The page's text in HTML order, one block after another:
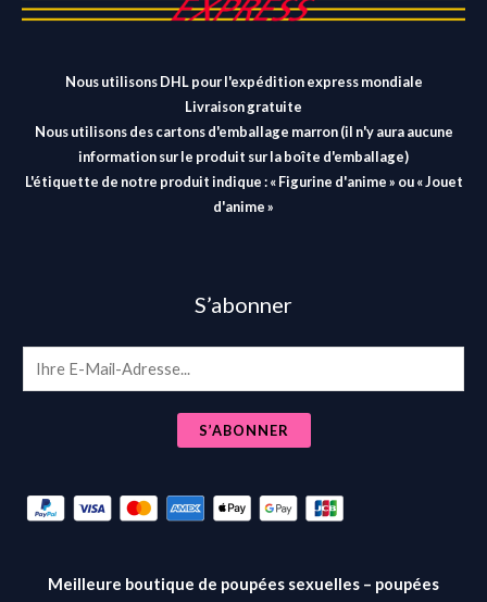
Nous utilisons DHL pour l'expédition express mondiale
Livraison gratuite
Nous utilisons des cartons d'emballage marron (il n'y aura aucune
information sur le produit sur la boîte d'emballage)
L'étiquette de notre produit indique : « Figurine d'anime » ou « Jouet
d'anime »
S’abonner
m
S’ABONNER
Meilleure boutique de poupées sexuelles – poupées